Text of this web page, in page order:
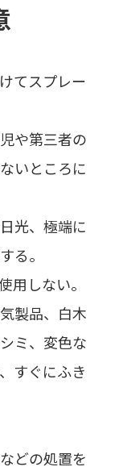
てスプレー
や第三者の
いところに
光、極端に
る。
用しない。
製品、白木
ミ、変色な
すぐにふき
どの処置を